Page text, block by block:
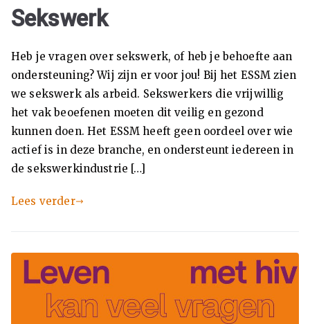
eit
Se
ks
w
en
M
Sekswerk
Heb je vragen over sekswerk, of heb je behoefte aan
ondersteuning? Wij zijn er voor jou! Bij het ESSM zien
we sekswerk als arbeid. Sekswerkers die vrijwillig
het vak beoefenen moeten dit veilig en gezond
kunnen doen. Het ESSM heeft geen oordeel over wie
actief is in deze branche, en ondersteunt iedereen in
de sekswerkindustrie […]
Lees verder